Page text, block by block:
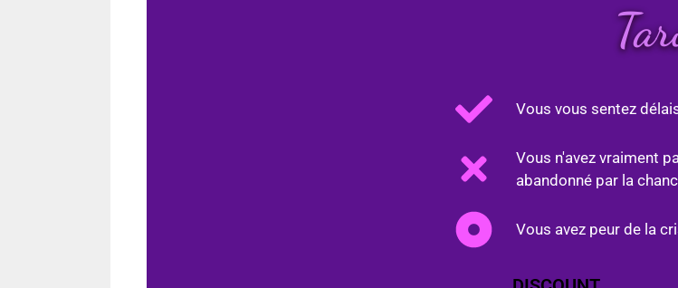
Vous vous sentez
Vous n'avez vraiment
abandonné par la
Vous avez peur de la